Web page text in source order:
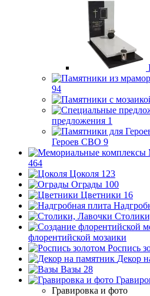
94
предложения 1
Героев СВО 9
464
Цоколя 123
Ограды 100
Цветники 16
флорентийской мозаики
Роспись
Декор
Вазы 28
Гравировка и фото